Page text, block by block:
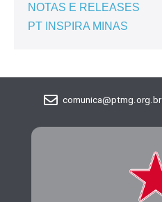
NOTAS E RELEASES
PT INSPIRA MINAS
comunica@ptmg.org.br